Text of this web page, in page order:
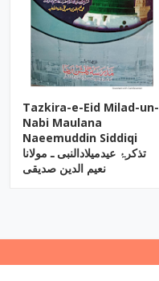
Tazkira-e-Eid Milad-un-
Nabi Maulana
Naeemuddin Siddiqi
تذکرۂ عیدمیلادالنبی ـ مولانا
نعیم الدین صدیقی